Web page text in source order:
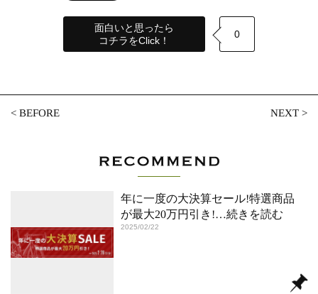
面白いと思ったら
コチラをClick！
0
<BEFORE NEXT>
年に一度の大決算セール!特選商品
が最大20万円引き!…続きを読む
2025/02/22